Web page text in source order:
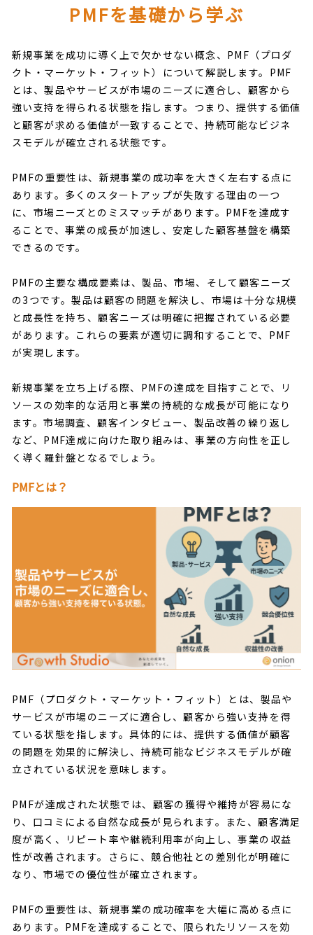
PMFを基礎から学ぶ
新規事業を成功に導く上で欠かせない概念、PMF（プロダ
クト・マーケット・フィット）について解説します。PMF
とは、製品やサービスが市場のニーズに適合し、顧客から
強い支持を得られる状態を指します。つまり、提供する価値
と顧客が求める価値が一致することで、持続可能なビジネ
スモデルが確立される状態です。
PMFの重要性は、新規事業の成功率を大きく左右する点に
あります。多くのスタートアップが失敗する理由の一つ
に、市場ニーズとのミスマッチがあります。PMFを達成す
ることで、事業の成長が加速し、安定した顧客基盤を構築
できるのです。
PMFの主要な構成要素は、製品、市場、そして顧客ニーズ
の3つです。製品は顧客の問題を解決し、市場は十分な規模
と成長性を持ち、顧客ニーズは明確に把握されている必要
があります。これらの要素が適切に調和することで、PMF
が実現します。
新規事業を立ち上げる際、PMFの達成を目指すことで、リ
ソースの効率的な活用と事業の持続的な成長が可能になり
ます。市場調査、顧客インタビュー、製品改善の繰り返し
など、PMF達成に向けた取り組みは、事業の方向性を正し
く導く羅針盤となるでしょう。
PMFとは？
PMF（プロダクト・マーケット・フィット）とは、製品や
サービスが市場のニーズに適合し、顧客から強い支持を得
ている状態を指します。具体的には、提供する価値が顧客
の問題を効果的に解決し、持続可能なビジネスモデルが確
立されている状況を意味します。
PMFが達成された状態では、顧客の獲得や維持が容易にな
り、口コミによる自然な成長が見られます。また、顧客満足
度が高く、リピート率や継続利用率が向上し、事業の収益
性が改善されます。さらに、競合他社との差別化が明確に
なり、市場での優位性が確立されます。
PMFの重要性は、新規事業の成功確率を大幅に高める点に
あります。PMFを達成することで、限られたリソースを効